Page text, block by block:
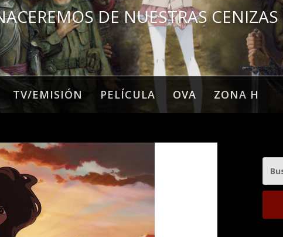
DE NUESTRAS CENIZAS
TV/EMISIÓN PELÍCULA OVA ZONA H